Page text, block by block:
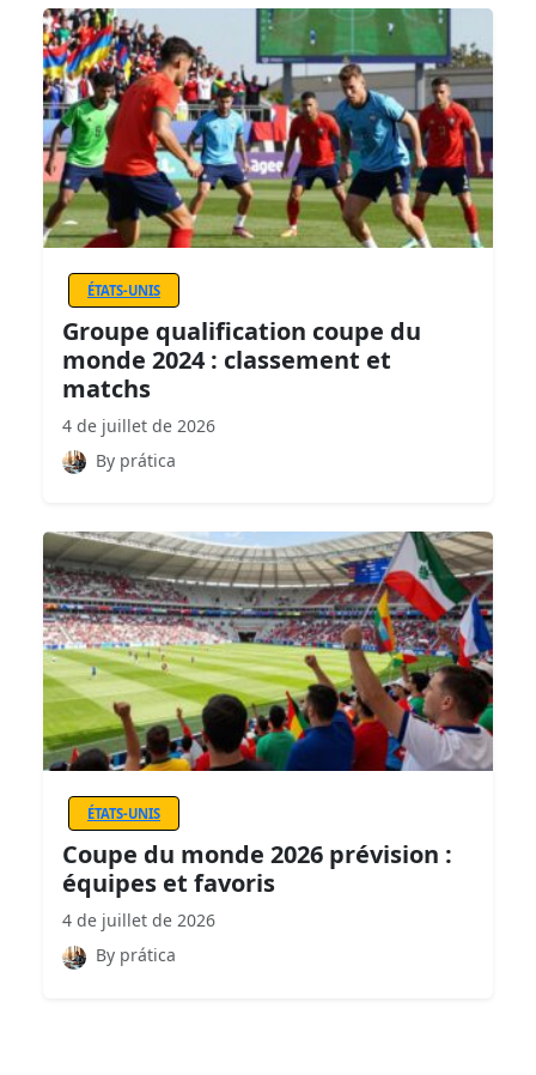
ÉTATS-UNIS
Groupe qualification coupe du
monde 2024 : classement et
matchs
4 de juillet de 2026
By prática
ÉTATS-UNIS
Coupe du monde 2026 prévision :
équipes et favoris
4 de juillet de 2026
By prática